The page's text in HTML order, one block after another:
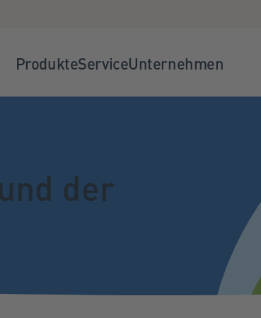
ProdukteServiceUnternehmen
der